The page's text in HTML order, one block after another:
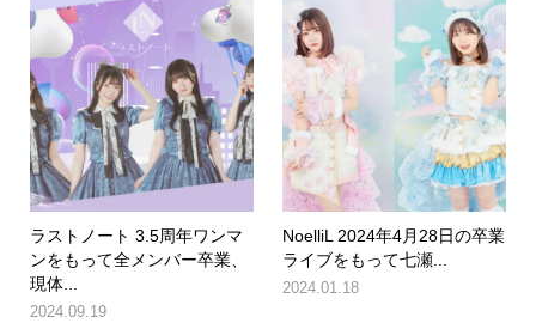
ラストノート 3.5周年ワンマ
ンをもって全メンバー卒業、
現体...
2024.09.19
NoelliL 2024年4月28日の卒業
ライブをもって七瀬...
2024.01.18